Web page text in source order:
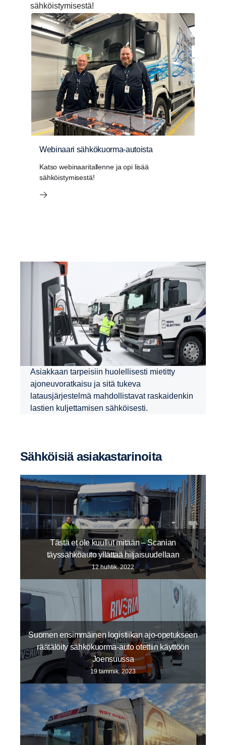
sähköistymisestä!
Webinaari sähkökuorma-autoista
Katso webinaaritallenne ja opi lisää
sähköistymisestä!
Asiakkaan tarpeisiin huolellisesti mietitty
ajoneuvoratkaisu ja sitä tukeva
latausjärjestelmä mahdollistavat raskaidenkin
lastien kuljettamisen sähköisesti.
Sähköisiä asiakas­ta­ri­noita
Tästä et ole kuullut mitään – Scanian
täyssähköauto yllättää hiljaisuudellaan
12 huhtik. 2022
Suomen ensimmäinen logistiikan ajo-opetukseen
räätälöity sähkökuorma-auto otettiin käyttöön
Joensuussa
19 tammik. 2023